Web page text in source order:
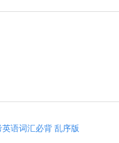
英语词汇必背 乱序版